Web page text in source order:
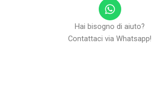
W
h
a
t
Hai bisogno di aiuto?
Contattaci via Whatsapp!